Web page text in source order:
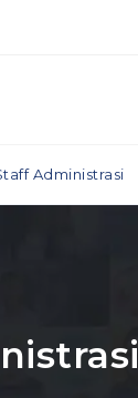
Administrasi